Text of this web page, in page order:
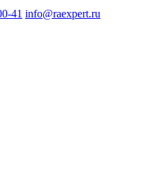
41 info@raexpert.ru